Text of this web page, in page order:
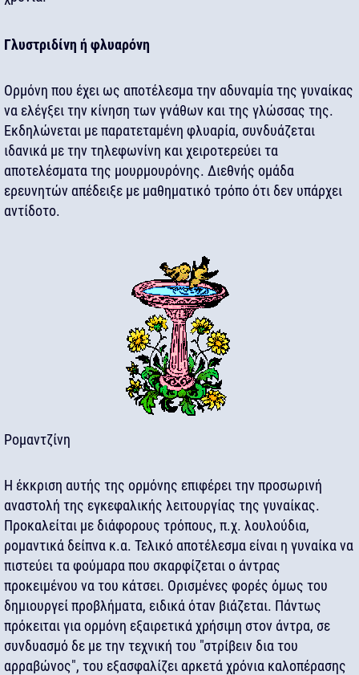
Γλυστριδίνη ή φλυαρόνη
Ορμόνη που έχει ως αποτέλεσμα την αδυναμία της γυναίκας
να ελέγξει την κίνηση των γνάθων και της γλώσσας της.
Εκδηλώνεται με παρατεταμένη φλυαρία, συνδυάζεται
ιδανικά με την τηλεφωνίνη και χειροτερεύει τα
αποτελέσματα της μουρμουρόνης. Διεθνής ομάδα
ερευνητών απέδειξε με μαθηματικό τρόπο ότι δεν υπάρχει
αντίδοτο.
Ρομαντζίνη
Η έκκριση αυτής της ορμόνης επιφέρει την προσωρινή
αναστολή της εγκεφαλικής λειτουργίας της γυναίκας.
Προκαλείται με διάφορους τρόπους, π.χ. λουλούδια,
ρομαντικά δείπνα κ.α. Τελικό αποτέλεσμα είναι η γυναίκα να
πιστεύει τα φούμαρα που σκαρφίζεται ο άντρας
προκειμένου να του κάτσει. Ορισμένες φορές όμως του
δημιουργεί προβλήματα, ειδικά όταν βιάζεται. Πάντως
πρόκειται για ορμόνη εξαιρετικά χρήσιμη στον άντρα, σε
συνδυασμό δε με την τεχνική του "στρίβειν δια του
αρραβώνος", του εξασφαλίζει αρκετά χρόνια καλοπέρασης